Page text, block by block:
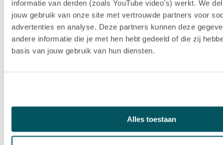
informatie van derden (zoals YouTube video’s) werkt. We
jouw gebruik van onze site met vertrouwde partners voor
advertenties en analyse. Deze partners kunnen deze
andere informatie die je met hen hebt gedeeld of die zij
basis van jouw gebruik van hun diensten.
Alles toestaan
Nachhaltigkeit